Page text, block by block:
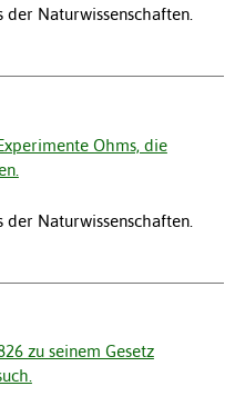
der Naturwissenschaften.
Ohms, die
der Naturwissenschaften.
zu seinem Gesetz